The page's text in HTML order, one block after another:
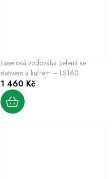
Laserová vodováha zelená se
stativem a kufrem – LS160
1 460 Kč